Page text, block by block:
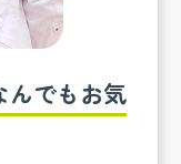
んでもお気